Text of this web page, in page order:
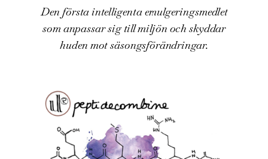
Den första intelligenta emulgeringsmedlet
som anpassar sig till miljön och skyddar
huden mot säsongsförändringar.